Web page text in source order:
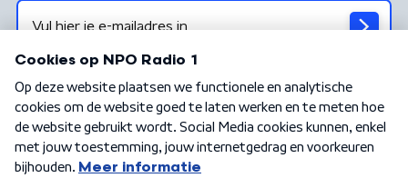
Algemene voorwaarden